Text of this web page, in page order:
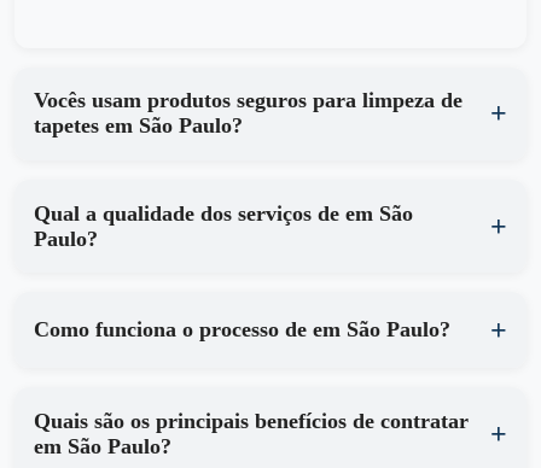
Vocês usam produtos seguros para limpeza de
tapetes em São Paulo?
Qual a qualidade dos serviços de em São
Paulo?
Como funciona o processo de em São Paulo?
Quais são os principais benefícios de contratar
em São Paulo?